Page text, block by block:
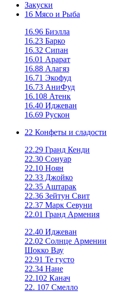
Закуски
16 Мясо и Рыба
16.96 Биэлла
16.23 Барко
16.32 Сипан
16.01 Арарат
16.88 Алагяз
16.71 Экофуд
16.73 АниФуд
16.108 Атенк
16.40 Иджеван
16.69 Рускон
22 Конфеты и сладости
22.29 Гранд Кенди
22.30 Сонуар
22.10 Ноян
22.33 Джойко
22.35 Аштарак
22.36 Зейтун Свит
22.37 Марк Севуни
22.01 Гранд Армения
22.40 Иджеван
22.02 Солнце Армении
Шокко Вау
22.91 Те густо
22.34 Нане
22.102 Канач
22. 107 Смелло